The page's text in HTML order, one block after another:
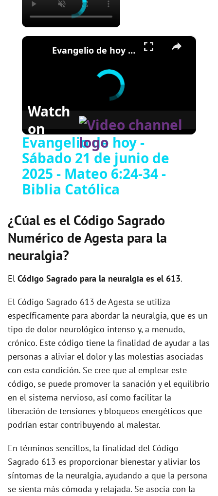
×
Evangelio de hoy - Sábado 21 de junio de 2025 - Mateo 6:24-34 - Biblia Católica
Watch
on
Evangelio de hoy -
Sábado 21 de junio de
2025 - Mateo 6:24-34 -
Biblia Católica
¿Cúal es el Código Sagrado
Numérico de Agesta para la
neuralgia?
El Código Sagrado para la neuralgia es el 613.
El Código Sagrado 613 de Agesta se utiliza
específicamente para abordar la neuralgia, que es un
tipo de dolor neurológico intenso y, a menudo,
crónico. Este código tiene la finalidad de ayudar a las
personas a aliviar el dolor y las molestias asociadas
con esta condición. Se cree que al emplear este
código, se puede promover la sanación y el equilibrio
en el sistema nervioso, así como facilitar la
liberación de tensiones y bloqueos energéticos que
podrían estar contribuyendo al malestar.
En términos sencillos, la finalidad del Código
Sagrado 613 es proporcionar bienestar y aliviar los
síntomas de la neuralgia, ayudando a que la persona
se sienta más cómoda y relajada. Se asocia con la